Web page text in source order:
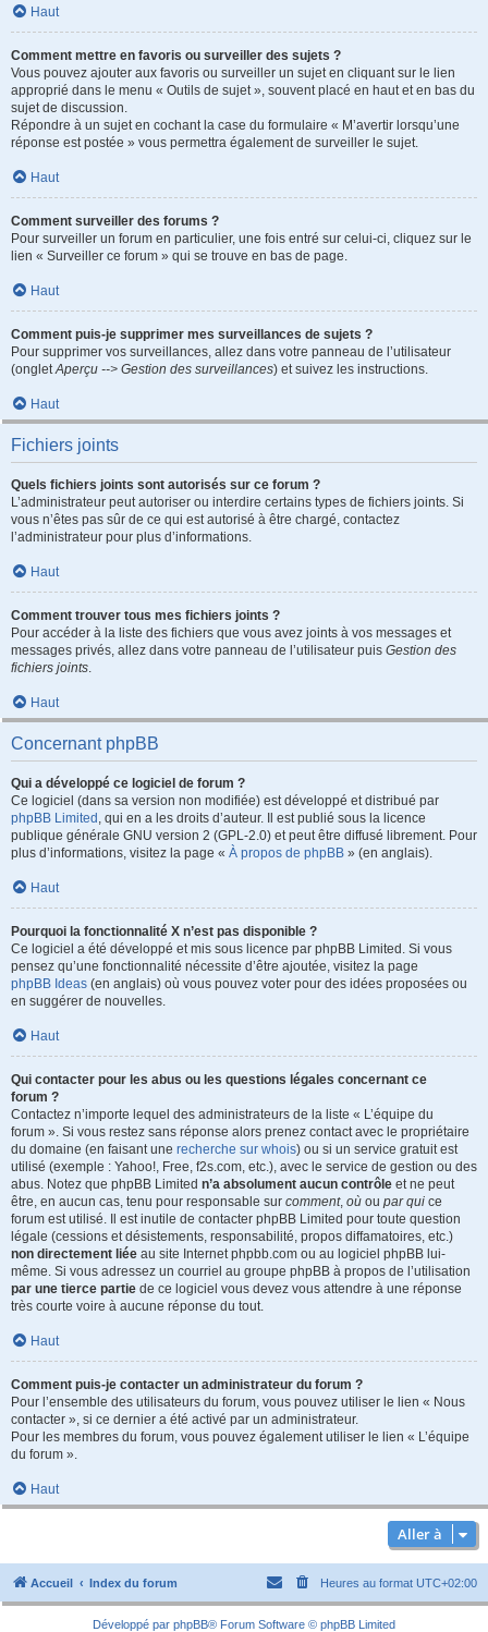
Haut
Comment mettre en favoris ou surveiller des sujets ?
Vous pouvez ajouter aux favoris ou surveiller un sujet en cliquant sur le lien
approprié dans le menu « Outils de sujet », souvent placé en haut et en bas du
sujet de discussion.
Répondre à un sujet en cochant la case du formulaire « M’avertir lorsqu’une
réponse est postée » vous permettra également de surveiller le sujet.
Haut
Comment surveiller des forums ?
Pour surveiller un forum en particulier, une fois entré sur celui-ci, cliquez sur le
lien « Surveiller ce forum » qui se trouve en bas de page.
Haut
Comment puis-je supprimer mes surveillances de sujets ?
Pour supprimer vos surveillances, allez dans votre panneau de l’utilisateur
(ongletAperçu --> Gestion des surveillances) et suivez les instructions.
Haut
Fichiers joints
Quels fichiers joints sont autorisés sur ce forum ?
L’administrateur peut autoriser ou interdire certains types de fichiers joints. Si
vous n’êtes pas sûr de ce qui est autorisé à être chargé, contactez
l’administrateur pour plus d’informations.
Haut
Comment trouver tous mes fichiers joints ?
Pour accéder à la liste des fichiers que vous avez joints à vos messages et
messages privés, allez dans votre panneau de l’utilisateur puis Gestion des
fichiers joints.
Haut
Concernant phpBB
Qui a développé ce logiciel de forum ?
Ce logiciel (dans sa version non modifiée) est développé et distribué par
phpBB Limited , qui en a les droits d’auteur. Il est publié sous la licence
publique générale GNU version 2 (GPL-2.0) et peut être diffusé librement. Pour
plus d’informations, visitez la page « À propos de phpBB » (en anglais).
Haut
Pourquoi la fonctionnalité X n’est pas disponible ?
Ce logiciel a été développé et mis sous licence par phpBB Limited. Si vous
pensez qu’une fonctionnalité nécessite d’être ajoutée, visitez la page
phpBB Ideas (en anglais) où vous pouvez voter pour des idées proposées ou
en suggérer de nouvelles.
Haut
Qui contacter pour les abus ou les questions légales concernant ce
forum ?
Contactez n’importe lequel des administrateurs de la liste « L’équipe du
forum ». Si vous restez sans réponse alors prenez contact avec le propriétaire
du domaine (en faisant une recherche sur whois) ou si un service gratuit est
utilisé (exemple : Yahoo!, Free, f2s.com, etc.), avec le service de gestion ou des
abus. Notez que phpBB Limited n’a absolument aucun contrôle et ne peut
être, en aucun cas, tenu pour responsable sur comment, où ou par qui ce
forum est utilisé. Il est inutile de contacter phpBB Limited pour toute question
légale (cessions et désistements, responsabilité, propos diffamatoires, etc.)
non directement liée au site Internet phpbb.com ou au logiciel phpBB lui-
même. Si vous adressez un courriel au groupe phpBB à propos de l’utilisation
par une tierce partie de ce logiciel vous devez vous attendre à une réponse
très courte voire à aucune réponse du tout.
Haut
Comment puis-je contacter un administrateur du forum ?
Pour l’ensemble des utilisateurs du forum, vous pouvez utiliser le lien « Nous
contacter », si ce dernier a été activé par un administrateur.
Pour les membres du forum, vous pouvez également utiliser le lien « L’équipe
du forum ».
Haut
Aller à
Accueil Index du forum Heures au format UTC+02:00
Développé par phpBB® Forum Software © phpBB Limited